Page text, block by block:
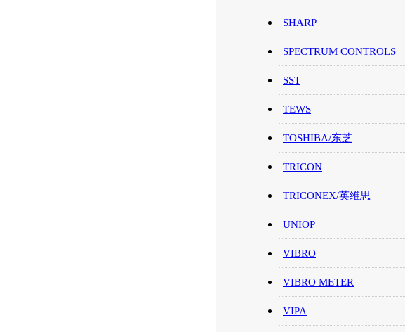
SHARP
SPECTRUM CONTROLS
SST
TEWS
TOSHIBA/东芝
TRICON
TRICONEX/英维思
UNIOP
VIBRO
VIBRO METER
VIPA